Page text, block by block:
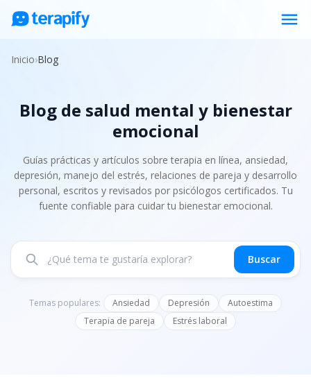
menu
Psicólogos en línea
Opiniones
Preguntas frecuentes
Blog
Trabaja con nosotros
Inicio›Blog
Blog de salud mental y bienestar
emocional
Guías prácticas y artículos sobre terapia en línea, ansiedad,
depresión, manejo del estrés, relaciones de pareja y desarrollo
personal, escritos y revisados por psicólogos certificados. Tu
fuente confiable para cuidar tu bienestar emocional.
Buscar
Temas populares: Ansiedad Depresión
Autoestima
Terapia de pareja
Estrés laboral